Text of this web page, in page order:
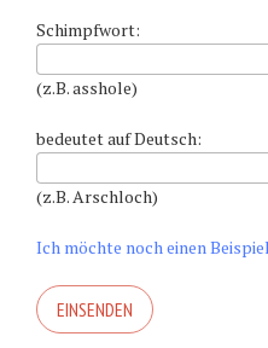
Schimpfwort:
(z.B. asshole)
bedeutet auf Deutsch:
(z.B. Arschloch)
Ich möchte noch einen